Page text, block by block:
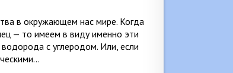
в окружающем нас мире. Когда
— то имеем в виду именно эти
с углеродом. Или, если